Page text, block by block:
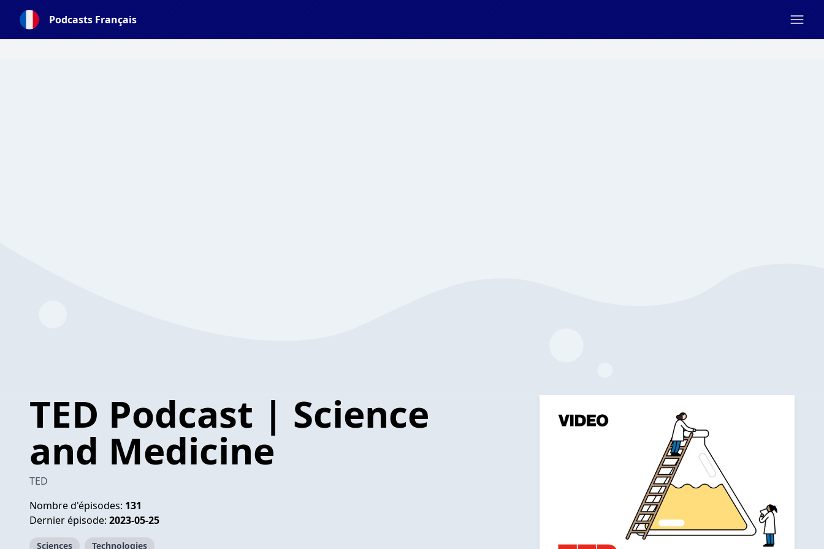
Podcasts Français
TED Podcast | Science
and Medicine
TED
Nombre d'épisodes: 131
Dernier épisode: 2023-05-25
Sciences Technologies